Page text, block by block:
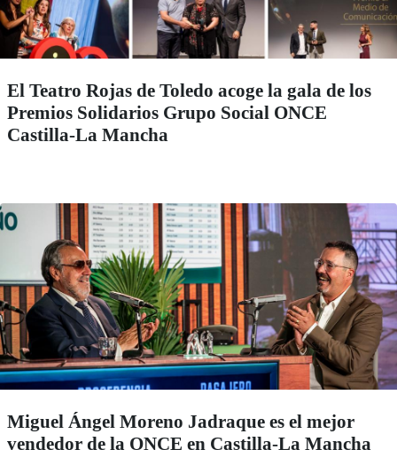
El Teatro Rojas de Toledo acoge la gala de los
Premios Solidarios Grupo Social ONCE
Castilla-La Mancha
Miguel Ángel Moreno Jadraque es el mejor
vendedor de la ONCE en Castilla-La Mancha